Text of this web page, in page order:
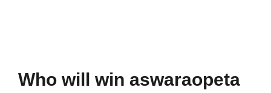
Who will win aswaraopeta